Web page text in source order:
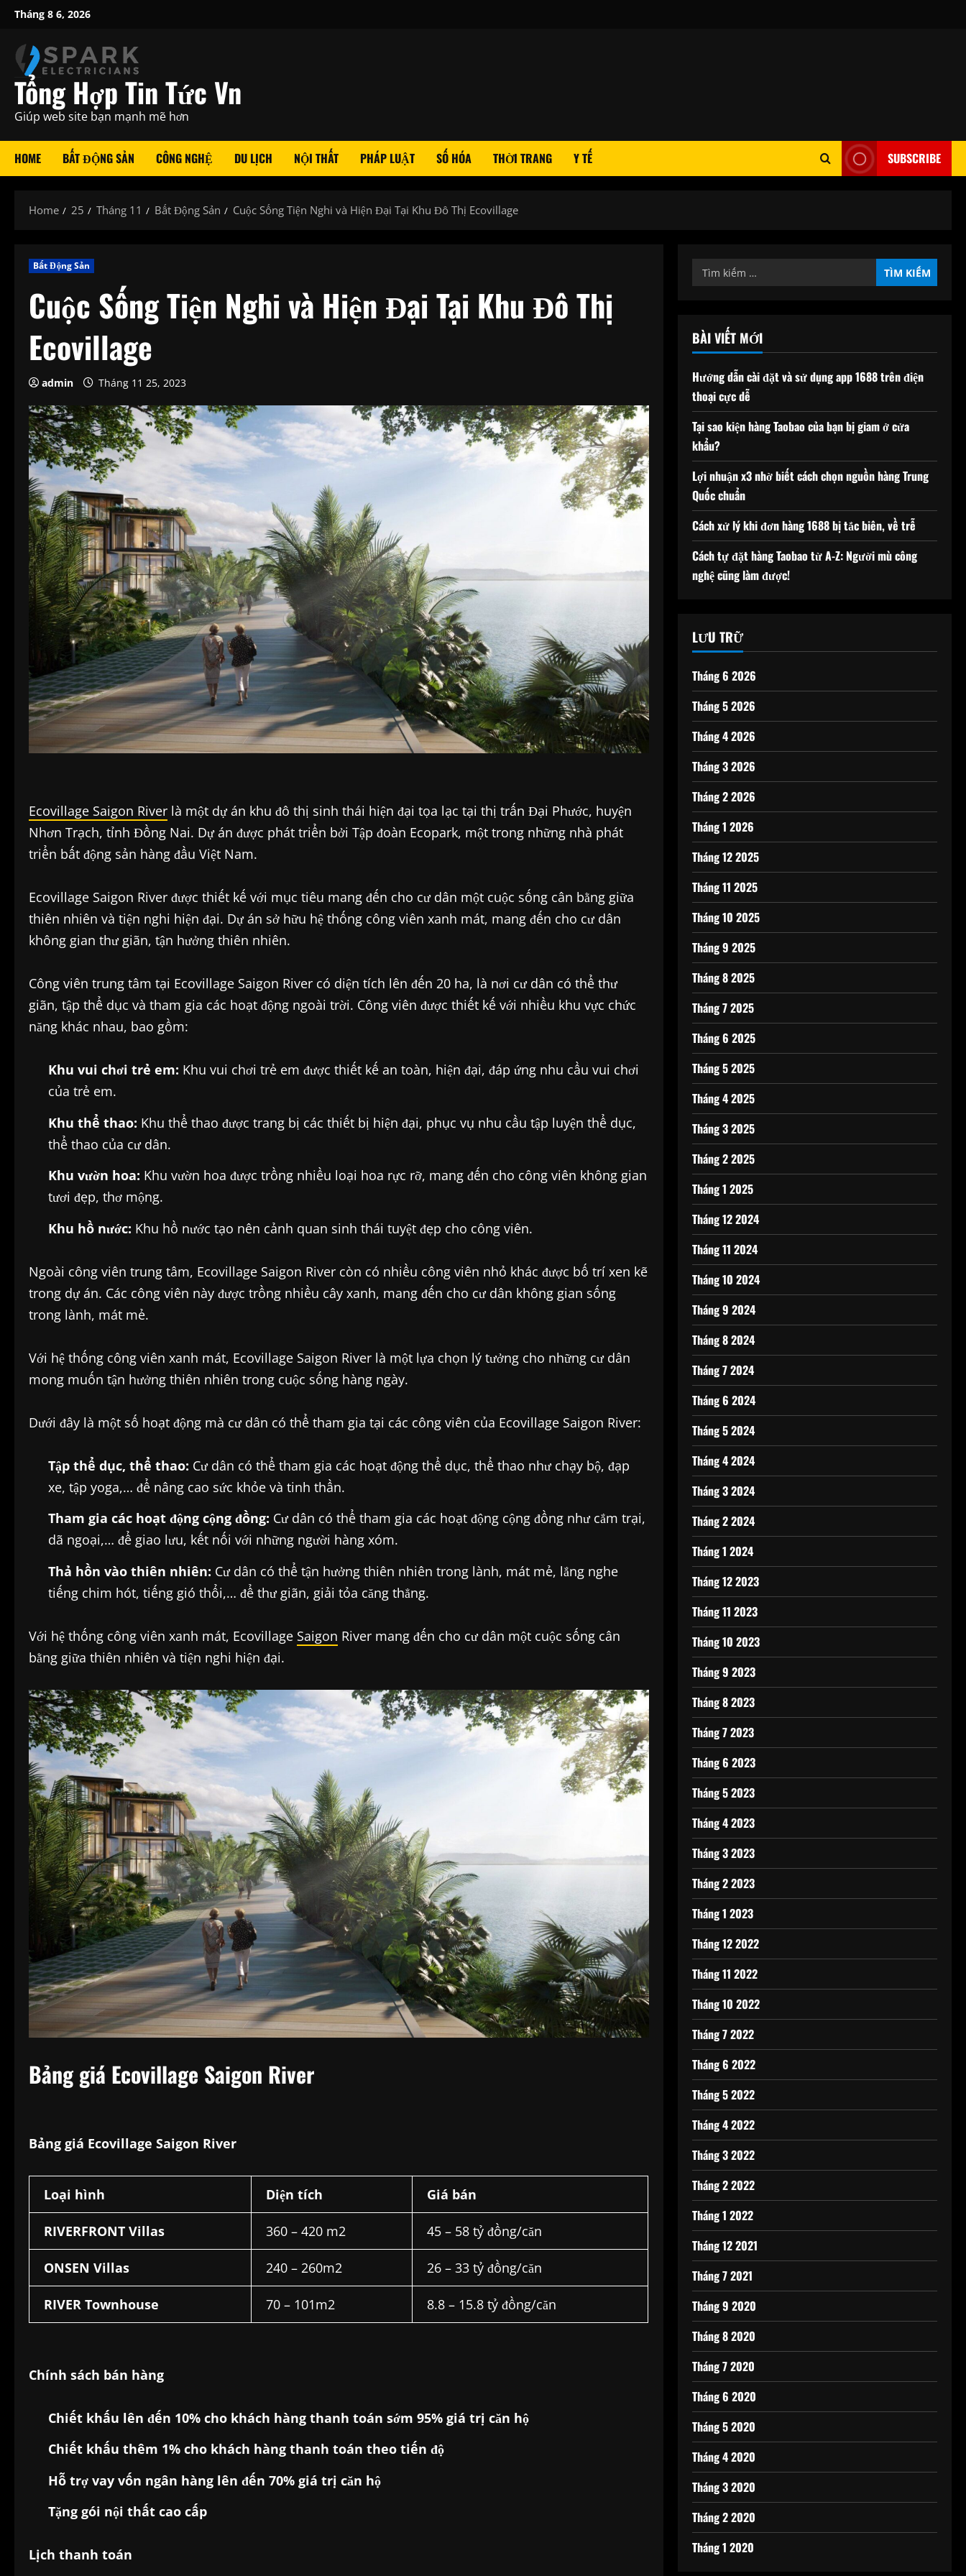
Skip
content
Tháng 8 6, 2026
Tổng Hợp Tin Tức Vn
Giúp web site bạn mạnh mẽ hơn
HOME BẤT ĐỘNG SẢN CÔNG NGHỆ DU LỊCH NỘI THẤT PHÁP LUẬT SỐ HÓA THỜI TRANG Y TẾ SUBSCRIBE
Home 25 Tháng 11 Bất Động Sản Cuộc Sống Tiện Nghi và Hiện Đại Tại Khu Đô Thị Ecovillage
Bất Động Sản
Cuộc Sống Tiện Nghi và Hiện Đại Tại Khu Đô Thị
Ecovillage
admin Tháng 11 25, 2023
Ecovillage Saigon River là một dự án khu đô thị sinh thái hiện đại tọa lạc tại thị trấn Đại Phước, huyện
Nhơn Trạch, tỉnh Đồng Nai. Dự án được phát triển bởi Tập đoàn Ecopark, một trong những nhà phát
triển bất động sản hàng đầu Việt Nam.
Ecovillage Saigon River được thiết kế với mục tiêu mang đến cho cư dân một cuộc sống cân bằng giữa
thiên nhiên và tiện nghi hiện đại. Dự án sở hữu hệ thống công viên xanh mát, mang đến cho cư dân
không gian thư giãn, tận hưởng thiên nhiên.
Công viên trung tâm tại Ecovillage Saigon River có diện tích lên đến 20 ha, là nơi cư dân có thể thư
giãn, tập thể dục và tham gia các hoạt động ngoài trời. Công viên được thiết kế với nhiều khu vực chức
năng khác nhau, bao gồm:
Khu vui chơi trẻ em: Khu vui chơi trẻ em được thiết kế an toàn, hiện đại, đáp ứng nhu cầu vui chơi
của trẻ em.
Khu thể thao: Khu thể thao được trang bị các thiết bị hiện đại, phục vụ nhu cầu tập luyện thể dục,
thể thao của cư dân.
Khu vườn hoa: Khu vườn hoa được trồng nhiều loại hoa rực rỡ, mang đến cho công viên không gian
tươi đẹp, thơ mộng.
Khu hồ nước: Khu hồ nước tạo nên cảnh quan sinh thái tuyệt đẹp cho công viên.
Ngoài công viên trung tâm, Ecovillage Saigon River còn có nhiều công viên nhỏ khác được bố trí xen kẽ
trong dự án. Các công viên này được trồng nhiều cây xanh, mang đến cho cư dân không gian sống
trong lành, mát mẻ.
Với hệ thống công viên xanh mát, Ecovillage Saigon River là một lựa chọn lý tưởng cho những cư dân
mong muốn tận hưởng thiên nhiên trong cuộc sống hàng ngày.
Dưới đây là một số hoạt động mà cư dân có thể tham gia tại các công viên của Ecovillage Saigon River:
Tập thể dục, thể thao: Cư dân có thể tham gia các hoạt động thể dục, thể thao như chạy bộ, đạp
xe, tập yoga,… để nâng cao sức khỏe và tinh thần.
Tham gia các hoạt động cộng đồng: Cư dân có thể tham gia các hoạt động cộng đồng như cắm trại,
dã ngoại,… để giao lưu, kết nối với những người hàng xóm.
Thả hồn vào thiên nhiên: Cư dân có thể tận hưởng thiên nhiên trong lành, mát mẻ, lắng nghe
tiếng chim hót, tiếng gió thổi,… để thư giãn, giải tỏa căng thẳng.
Với hệ thống công viên xanh mát, Ecovillage Saigon River mang đến cho cư dân một cuộc sống cân
bằng giữa thiên nhiên và tiện nghi hiện đại.
Bảng giá Ecovillage Saigon River
Bảng giá Ecovillage Saigon River
Loại hình Diện tích Giá bán
RIVERFRONT Villas 360 – 420 m2 45 – 58 tỷ đồng/căn
ONSEN Villas 240 – 260m2 26 – 33 tỷ đồng/căn
RIVER Townhouse 70 – 101m2 8.8 – 15.8 tỷ đồng/căn
Chính sách bán hàng
Chiết khấu lên đến 10% cho khách hàng thanh toán sớm 95% giá trị căn hộ
Chiết khấu thêm 1% cho khách hàng thanh toán theo tiến độ
Hỗ trợ vay vốn ngân hàng lên đến 70% giá trị căn hộ
Tặng gói nội thất cao cấp
Lịch thanh toán
Tìm
kiếm
BÀI VIẾT MỚI
Hướng dẫn cài đặt và sử dụng app 1688 trên điện
thoại cực dễ
Tại sao kiện hàng Taobao của bạn bị giam ở cửa
khẩu?
Lợi nhuận x3 nhờ biết cách chọn nguồn hàng Trung
Quốc chuẩn
Cách xử lý khi đơn hàng 1688 bị tắc biên, về trễ
Cách tự đặt hàng Taobao từ A-Z: Người mù công
nghệ cũng làm được!
LƯU TRỮ
Tháng 6 2026
Tháng 5 2026
Tháng 4 2026
Tháng 3 2026
Tháng 2 2026
Tháng 1 2026
Tháng 12 2025
Tháng 11 2025
Tháng 10 2025
Tháng 9 2025
Tháng 8 2025
Tháng 7 2025
Tháng 6 2025
Tháng 5 2025
Tháng 4 2025
Tháng 3 2025
Tháng 2 2025
Tháng 1 2025
Tháng 12 2024
Tháng 11 2024
Tháng 10 2024
Tháng 9 2024
Tháng 8 2024
Tháng 7 2024
Tháng 6 2024
Tháng 5 2024
Tháng 4 2024
Tháng 3 2024
Tháng 2 2024
Tháng 1 2024
Tháng 12 2023
Tháng 11 2023
Tháng 10 2023
Tháng 9 2023
Tháng 8 2023
Tháng 7 2023
Tháng 6 2023
Tháng 5 2023
Tháng 4 2023
Tháng 3 2023
Tháng 2 2023
Tháng 1 2023
Tháng 12 2022
Tháng 11 2022
Tháng 10 2022
Tháng 7 2022
Tháng 6 2022
Tháng 5 2022
Tháng 4 2022
Tháng 3 2022
Tháng 2 2022
Tháng 1 2022
Tháng 12 2021
Tháng 7 2021
Tháng 9 2020
Tháng 8 2020
Tháng 7 2020
Tháng 6 2020
Tháng 5 2020
Tháng 4 2020
Tháng 3 2020
Tháng 2 2020
Tháng 1 2020